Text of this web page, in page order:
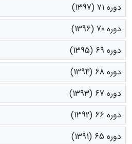
دوره 71 (1397)
دوره 70 (1396)
دوره 69 (1395)
دوره 68 (1394)
دوره 67 (1393)
دوره 66 (1392)
دوره 65 (1391)